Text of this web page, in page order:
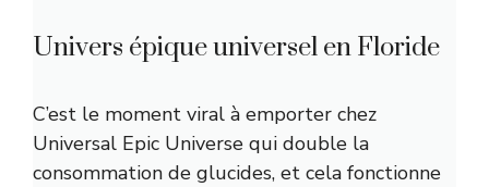
Univers épique universel en Floride
C’est le moment viral à emporter chez
Universal Epic Universe qui double la
consommation de glucides, et cela fonctionne